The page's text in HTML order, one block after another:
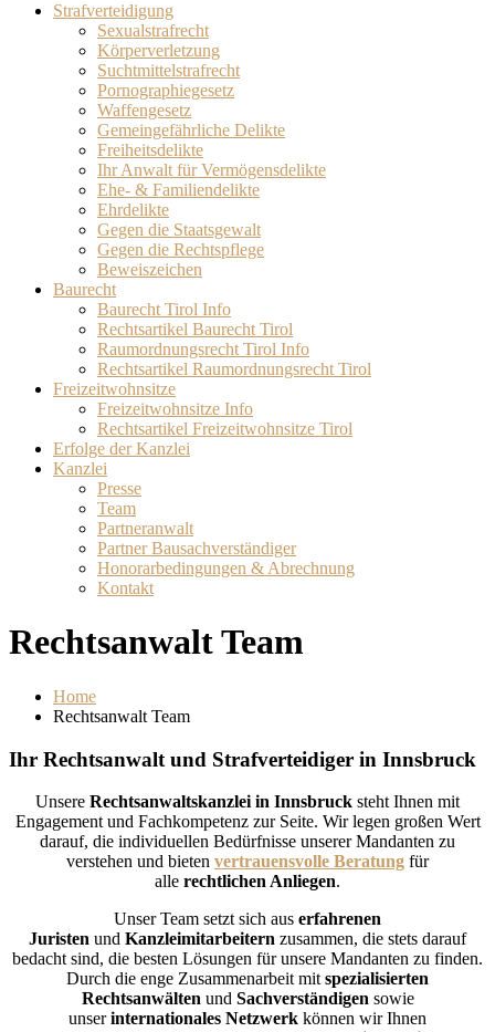
Strafverteidigung
Sexualstrafrecht
Körperverletzung
Suchtmittelstrafrecht
Pornographiegesetz
Waffengesetz
Gemeingefährliche Delikte
Freiheitsdelikte
Ihr Anwalt für Vermögensdelikte
Ehe- & Familiendelikte
Ehrdelikte
Gegen die Staatsgewalt
Gegen die Rechtspflege
Beweiszeichen
Baurecht
Baurecht Tirol Info
Rechtsartikel Baurecht Tirol
Raumordnungsrecht Tirol Info
Rechtsartikel Raumordnungsrecht Tirol
Freizeitwohnsitze
Freizeitwohnsitze Info
Rechtsartikel Freizeitwohnsitze Tirol
Erfolge der Kanzlei
Kanzlei
Presse
Team
Partneranwalt​
Partner Bausachverständiger
Honorarbedingungen & Abrechnung
Kontakt
Rechtsanwalt Team
Home
Rechtsanwalt Team
Ihr Rechtsanwalt und Strafverteidiger in Innsbruck
Unsere Rechtsanwaltskanzlei in Innsbruck steht Ihnen mit
Engagement und Fachkompetenz zur Seite. Wir legen großen Wert
darauf, die individuellen Bedürfnisse unserer Mandanten zu
verstehen und bieten vertrauensvolle Beratung für
alle rechtlichen Anliegen.
Unser Team setzt sich aus erfahrenen
Juristen und Kanzleimitarbeitern zusammen, die stets darauf
bedacht sind, die besten Lösungen für unsere Mandanten zu finden.
Durch die enge Zusammenarbeit mit spezialisierten
Rechtsanwälten und Sachverständigen sowie
unserinternationales Netzwerk können wir Ihnen